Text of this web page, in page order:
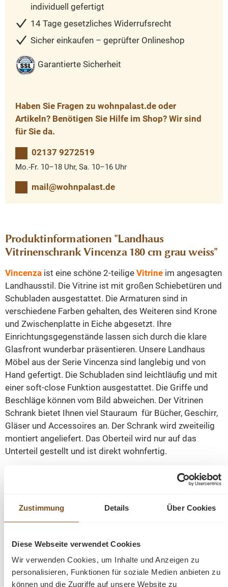
Zustimmung Details Über Cookies
Diese Webseite verwendet Cookies
Wir verwenden Cookies, um Inhalte und Anzeigen zu
personalisieren, Funktionen für soziale Medien anbieten zu
können und die Zugriffe auf unsere Website zu
individuell gefertigt
14 Tage gesetzliches Widerrufsrecht
Sicher einkaufen – geprüfter Onlineshop
Garantierte Sicherheit
Haben Sie Fragen zu wohnpalast.de oder
Artikeln? Benötigen Sie Hilfe im Shop? Wir sind
für Sie da.
02137 9272519
Mo.-Fr. 10–18 Uhr, Sa. 10–16 Uhr
mail@wohnpalast.de
Produktinformationen "Landhaus
Vitrinenschrank Vincenza 180 cm grau weiss"
Vincenza ist eine schöne 2-teilige Vitrine im angesagten
Landhausstil. Die Vitrine ist mit großen Schiebetüren und
Schubladen ausgestattet. Die Armaturen sind in
verschiedene Farben gehalten, des Weiteren sind Krone
und Zwischenplatte in Eiche abgesetzt. Ihre
Einrichtungsgegenstände lassen sich durch die klare
Glasfront wunderbar präsentieren. Unsere Landhaus
Möbel aus der Serie Vincenza sind langlebig und von
Hand gefertigt. Die Schubladen sind leichtläufig und mit
einer soft-close Funktion ausgestattet. Die Griffe und
Beschläge können vom Bild abweichen. Der Vitrinen
Schrank bietet Ihnen viel Stauraum für Bücher, Geschirr,
Gläser und Accessoires an. Der Schrank wird zweiteilig
montiert angeliefert. Das Oberteil wird nur auf das
Unterteil gestellt und ist direkt wohnfertig.
Finden Sie bei uns viele schöne Landhausmöbel:
und Stühle. Fertig montiert und direkt nach Hause
Abmessungen(H/B/T): 220 X 180 X 50 CM
Höhe Oberteil: 130cm